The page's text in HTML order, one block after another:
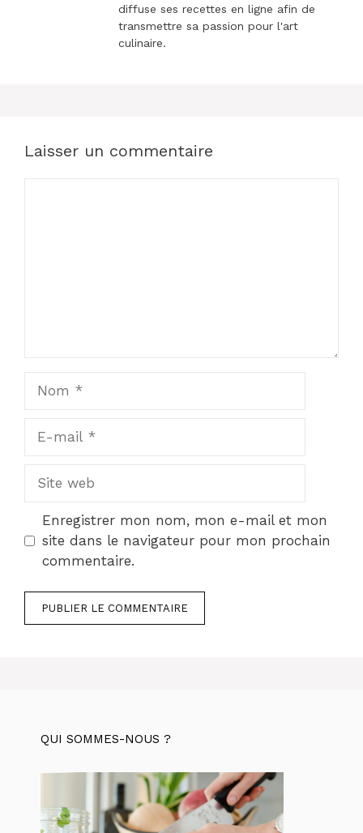
diffuse ses recettes en ligne afin de
transmettre sa passion pour l'art
culinaire.
Laisser un commentaire
mail
web
Enregistrer mon nom, mon e-mail et mon
site dans le navigateur pour mon prochain
commentaire.
QUI SOMMES-NOUS ?